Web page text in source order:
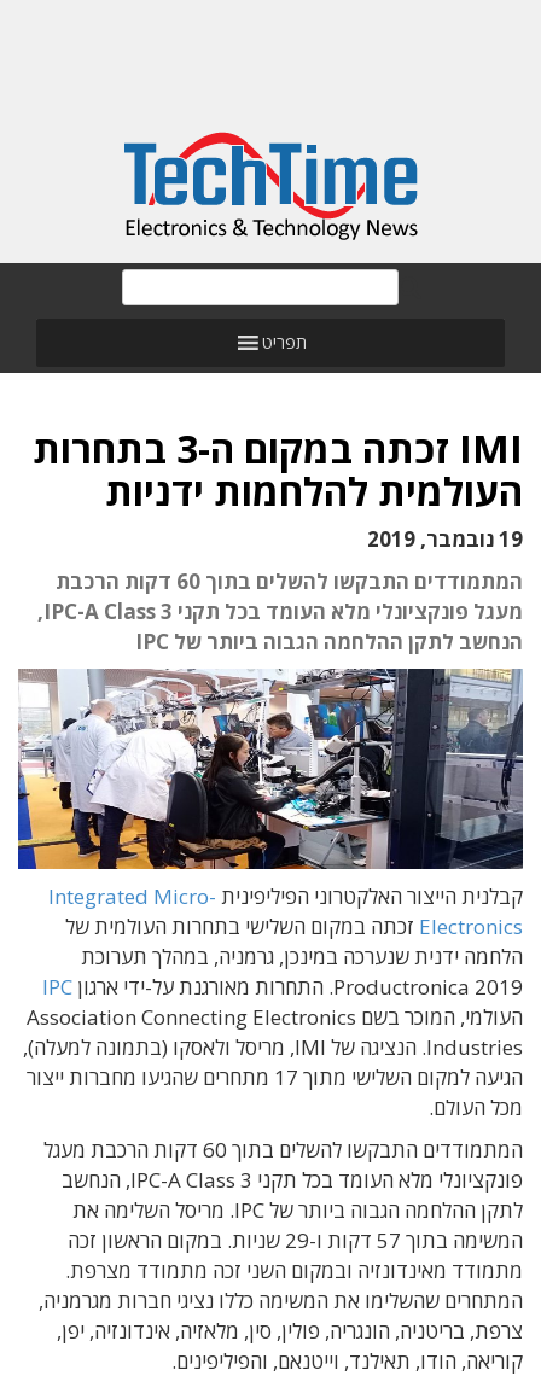
תפריט
IMI זכתה במקום ה-3 בתחרות
העולמית להלחמות ידניות
19 נובמבר, 2019
המתמודדים התבקשו להשלים בתוך 60 דקות הרכבת
מעגל פונקציונלי מלא העומד בכל תקני IPC-A Class 3,
הנחשב לתקן ההלחמה הגבוה ביותר של IPC
קבלנית הייצור האלקטרוני הפיליפינית Integrated Micro-
Electronics זכתה במקום השלישי בתחרות העולמית של
הלחמה ידנית שנערכה במינכן, גרמניה, במהלך תערוכת
Productronica 2019. התחרות מאורגנת על-ידי ארגון
IPC
העולמי, המוכר בשם Association Connecting Electronics
Industries. הנציגה של IMI, מריסל ולאסקו (בתמונה למעלה),
הגיעה למקום השלישי מתוך 17 מתחרים שהגיעו מחברות ייצור
מכל העולם.
המתמודדים התבקשו להשלים בתוך 60 דקות הרכבת מעגל
פונקציונלי מלא העומד בכל תקני IPC-A Class 3, הנחשב
לתקן ההלחמה הגבוה ביותר של IPC. מריסל השלימה את
המשימה בתוך 57 דקות ו-29 שניות. במקום הראשון זכה
מתמודד מאינדונזיה ובמקום השני זכה מתמודד מצרפת.
המתחרים שהשלימו את המשימה כללו נציגי חברות מגרמניה,
צרפת, בריטניה, הונגריה, פולין, סין, מלאזיה, אינדונזיה, יפן,
קוריאה, הודו, תאילנד, וייטנאם, והפיליפינים.